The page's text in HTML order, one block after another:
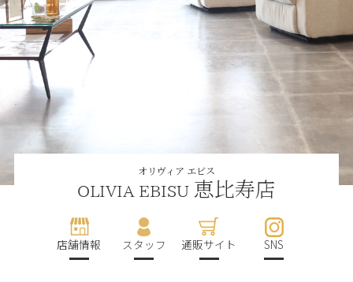
オリヴィア エビス
OLIVIA EBISU 恵比寿店
店舗情報 スタッフ 通販サイト SNS